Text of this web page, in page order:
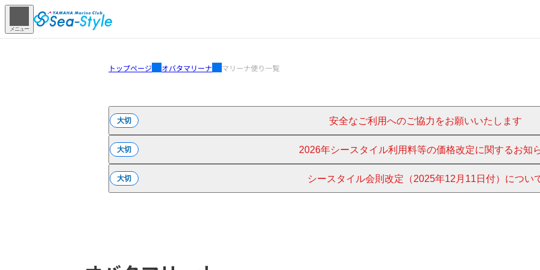
メニュー
トップページ オバタマリーナ マリーナ便り一覧
大切 安全なご利用へのご協力をお願いいたします
大切 2026年シースタイル利用料等の価格改定に関するお知
大切 シースタイル会則改定（2025年12月11日付）につい